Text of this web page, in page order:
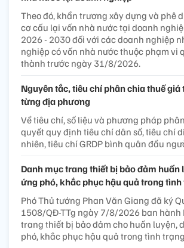
Theo đó, khẩn trương xây dựng và phê
cơ cấu lại vốn nhà nước tại doanh
2026 - 2030 đối với các doanh nghiệp
nghiệp có vốn nhà nước thuộc phạm vi
thành trước ngày 31/8/2026.
Nguyên tắc, tiêu chí phân chia thuế
từng địa phương
Về tiêu chí, số liệu và phương pháp
quyết quy định tiêu chí dân số, tiêu chí
nhiên, tiêu chí GRDP bình quân đầu
Danh mục trang thiết bị bảo đảm huấn
ứng phó, khắc phục hậu quả trong
Phó Thủ tướng Phan Văn Giang đã ký
1508/QĐ-TTg ngày 7/8/2026 ban hành
trang thiết bị bảo đảm cho huấn luyện,
phó, khắc phục hậu quả trong tình